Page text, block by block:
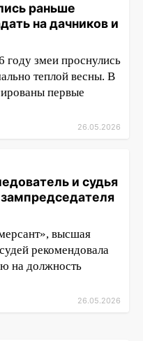
раньше
на дачников и
змеи проснулись
теплой весны. В
первые
26.05.2026
и судья
высшая
рекомендовала
на должность
26.05.2026